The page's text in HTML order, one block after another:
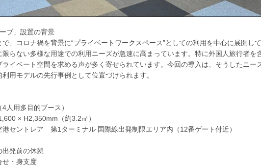
ブ」設置の背景
、コロナ禍を背景に“プライベートワークスペース”としての利用を中心に展開し
らない多様な用途での利用ニーズが急速に高まっています。特に外国人旅行者を
イベート空間を求める声が多く寄せられています。今回の導入は、そうしたニー
用モデルの先行事例として位置づけられます。
人用多目的ブース）
× H2,350mm（約3.2㎡）
セントレア 第1ターミナル 国際線出発制限エリア内（12番ゲート付近）
出発前の休憩
せ・身支度